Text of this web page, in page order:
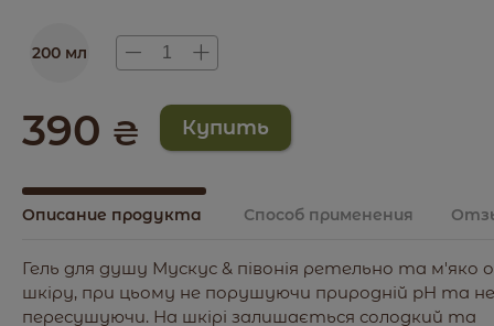
200 мл
390 ₴
Описание продукта Способ применения
Гель для душу Мускус & півонія ретельно та м'яко
шкіру, при цьому не порушуючи природній pH та не
пересушуючи. На шкірі залишається солодкий та